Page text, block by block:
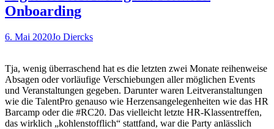
Onboarding
6. Mai 2020Jo Diercks
Tja, wenig überraschend hat es die letzten zwei Monate reihenweise
Absagen oder vorläufige Verschiebungen aller möglichen Events
und Veranstaltungen gegeben. Darunter waren Leitveranstaltungen
wie die TalentPro genauso wie Herzensangelegenheiten wie das HR
Barcamp oder die #RC20. Das vielleicht letzte HR-Klassentreffen,
das wirklich „kohlenstofflich“ stattfand, war die Party anlässlich